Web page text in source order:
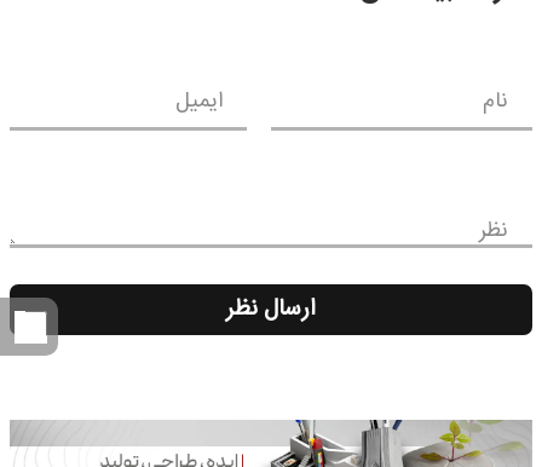
نام ایمیل
نظر
ارسال نظر